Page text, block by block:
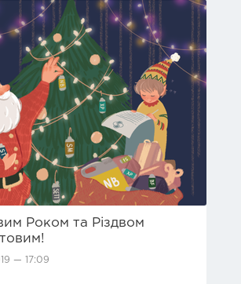
Роком та Різдвом
— 17:09